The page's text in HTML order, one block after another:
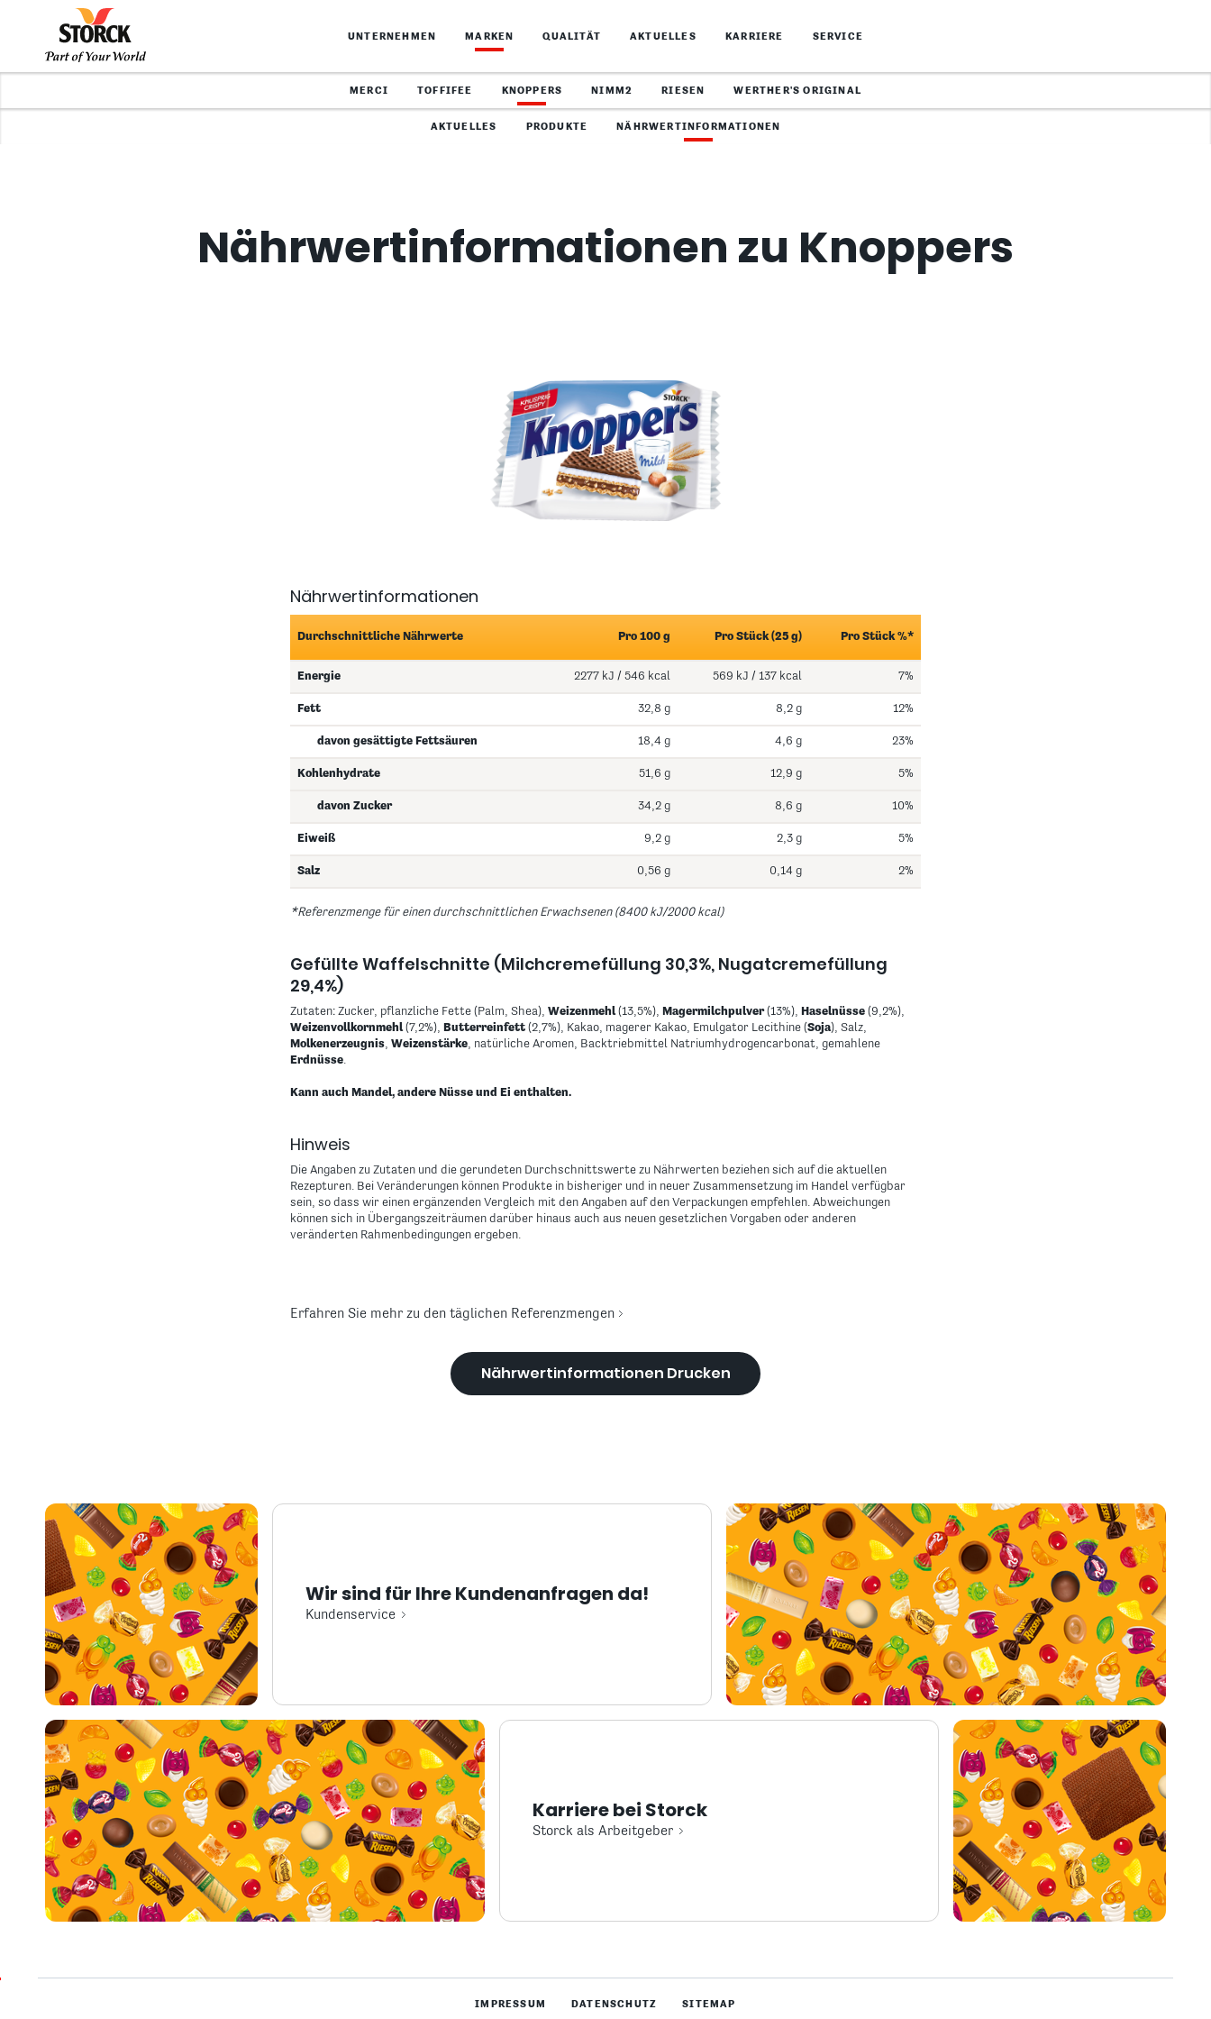
UNTERNEHMEN MARKEN
MERCI TOFFIFEE KNOPPERS
AKTUELLES PRODUKTE NÄHRWERTINFORMATIONEN
NIMM2 RIESEN WERTHER'S ORIGINAL
QUALITÄT AKTUELLES KARRIERE SERVICE
Nährwertinformationen zu Knoppers
Nährwertinformationen
Durchschnittliche Nährwerte Pro 100 g Pro Stück (25 g) Pro Stück %*
Energie 2277 kJ / 546 kcal 569 kJ / 137 kcal 7%
Fett 32,8 g 8,2 g 12%
davon gesättigte Fettsäuren 18,4 g 4,6 g 23%
Kohlenhydrate 51,6 g 12,9 g 5%
davon Zucker 34,2 g 8,6 g 10%
Eiweiß 9,2 g 2,3 g 5%
Salz 0,56 g 0,14 g 2%
*Referenzmenge für einen durchschnittlichen Erwachsenen (8400 kJ/2000 kcal)
Gefüllte Waffelschnitte (Milchcremefüllung 30,3%, Nugatcremefüllung
29,4%)
Zutaten: Zucker, pflanzliche Fette (Palm, Shea), Weizenmehl(13,5%), Magermilchpulver(13%), Haselnüsse (9,2%),
Weizenvollkornmehl(7,2%), Butterreinfett (2,7%), Kakao, magerer Kakao, Emulgator Lecithine (Soja), Salz,
Molkenerzeugnis, Weizenstärke, natürliche Aromen, Backtriebmittel Natriumhydrogencarbonat, gemahlene
Erdnüsse.
Kann auch Mandel, andere Nüsse und Ei enthalten.
Hinweis
Die Angaben zu Zutaten und die gerundeten Durchschnittswerte zu Nährwerten beziehen sich auf die aktuellen
Rezepturen. Bei Veränderungen können Produkte in bisheriger und in neuer Zusammensetzung im Handel verfügbar
sein, so dass wir einen ergänzenden Vergleich mit den Angaben auf den Verpackungen empfehlen. Abweichungen
können sich in Übergangszeiträumen darüber hinaus auch aus neuen gesetzlichen Vorgaben oder anderen
veränderten Rahmenbedingungen ergeben.
Erfahren Sie mehr zu den täglichen Referenzmengen
Nährwertinformationen Drucken
Wir sind für Ihre Kundenanfragen da!
Kundenservice
Karriere bei Storck
Storck als Arbeitgeber
IMPRESSUM DATENSCHUTZ SITEMAP